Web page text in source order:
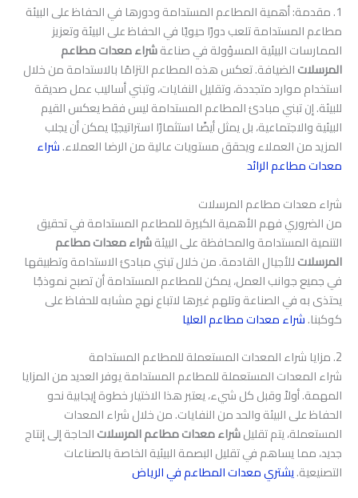
1. مقدمة: أهمية المطاعم المستدامة ودورها في الحفاظ على البيئة
مطاعم المستدامة تلعب دورًا حيويًا في الحفاظ على البيئة وتعزيز
الممارسات البيئية المسؤولة في صناعةشراء معدات مطاعم
المرسلاتالضيافة. تعكس هذه المطاعم التزامًا بالاستدامة من خلال
استخدام موارد متجددة، وتقليل النفايات، وتبني أساليب عمل صديقة
للبيئة. إن تبني مبادئ المطاعم المستدامة ليس فقط يعكس القيم
البيئية والاجتماعية، بل يمثل أيضًا استثمارًا استراتيجيًا يمكن أن يجلب
المزيد من العملاء ويحقق مستويات عالية من الرضا العملاء.شراء
معدات مطاعم الرائد
شراء معدات مطاعم المرسلات
من الضروري فهم الأهمية الكبيرة للمطاعم المستدامة في تحقيق
التنمية المستدامة والمحافظة على البيئةشراء معدات مطاعم
المرسلاتللأجيال القادمة. من خلال تبني مبادئ الاستدامة وتطبيقها
في جميع جوانب العمل، يمكن للمطاعم المستدامة أن تصبح نموذجًا
يحتذى به في الصناعة وتلهم غيرها لاتباع نهج مشابه للحفاظ على
كوكبنا.شراء معدات مطاعم العليا
2. مزايا شراء المعدات المستعملة للمطاعم المستدامة
شراء المعدات المستعملة للمطاعم المستدامة يوفر العديد من المزايا
المهمة. أولاً وقبل كل شيء، يعتبر هذا الاختيار خطوة إيجابية نحو
الحفاظ على البيئة والحد من النفايات. من خلال شراء المعدات
المستعملة، يتم تقليلشراء معدات مطاعم المرسلاتالحاجة إلى إنتاج
جديد، مما يساهم في تقليل البصمة البيئية الخاصة بالصناعات
التصنيعية.يشتري معدات المطاعم في الرياض